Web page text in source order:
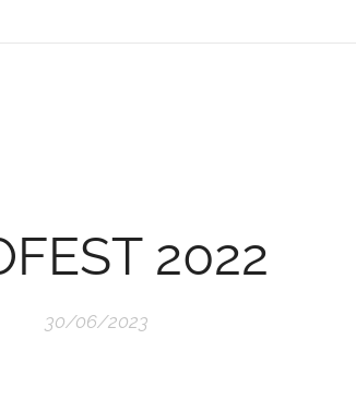
2022
30/06/2023